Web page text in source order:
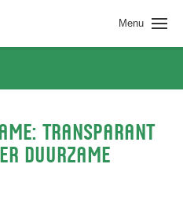
Menu
TRANSPARANT
DUURZAME